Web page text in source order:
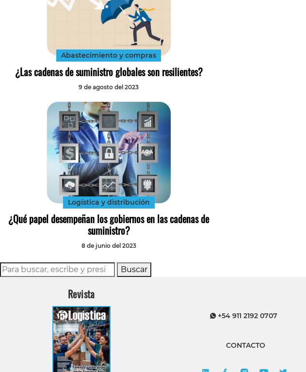
Abastecimiento y compras
¿Las cadenas de suministro globales son resilientes?
9 de agosto del 2023
Logística y distribución
¿Qué papel desempeñan los gobiernos en las cadenas de
suministro?
8 de junio del 2023
Buscar
Revista
+54 911 2192 0707
CONTACTO